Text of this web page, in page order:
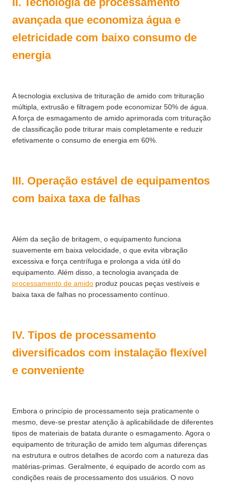
avançada que economiza água e
eletricidade com baixo consumo de
energia
A tecnologia exclusiva de trituração de amido com trituração
múltipla, extrusão e filtragem pode economizar 50% de água.
A força de esmagamento de amido aprimorada com trituração
de classificação pode triturar mais completamente e reduzir
efetivamente o consumo de energia em 60%.
III. Operação estável de equipamentos
com baixa taxa de falhas
Além da seção de britagem, o equipamento funciona
suavemente em baixa velocidade, o que evita vibração
excessiva e força centrífuga e prolonga a vida útil do
equipamento. Além disso, a tecnologia avançada de
processamento de amido produz poucas peças vestíveis e
baixa taxa de falhas no processamento contínuo.
IV. Tipos de processamento
diversificados com instalação flexível
e conveniente
Embora o princípio de processamento seja praticamente o
mesmo, deve-se prestar atenção à aplicabilidade de diferentes
tipos de materiais de batata durante o esmagamento. Agora o
equipamento de trituração de amido tem algumas diferenças
na estrutura e outros detalhes de acordo com a natureza das
matérias-primas. Geralmente, é equipado de acordo com as
condições reais de processamento dos usuários. O novo